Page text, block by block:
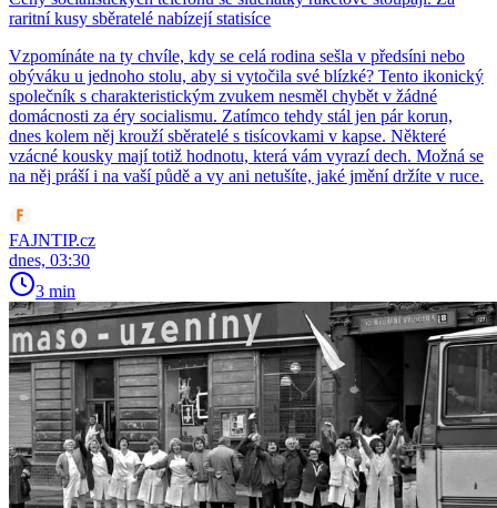
raritní kusy sběratelé nabízejí statisíce
Vzpomínáte na ty chvíle, kdy se celá rodina sešla v předsíni nebo
obýváku u jednoho stolu, aby si vytočila své blízké? Tento ikonický
společník s charakteristickým zvukem nesměl chybět v žádné
domácnosti za éry socialismu. Zatímco tehdy stál jen pár korun,
dnes kolem něj krouží sběratelé s tisícovkami v kapse. Některé
vzácné kousky mají totiž hodnotu, která vám vyrazí dech. Možná se
na něj práší i na vaší půdě a vy ani netušíte, jaké jmění držíte v ruce.
FAJNTIP.cz
dnes, 03:30
3 min